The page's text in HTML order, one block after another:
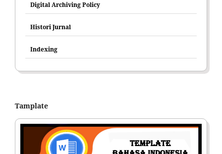
Digital Archiving Policy
Histori Jurnal
Indexing
Tamplate